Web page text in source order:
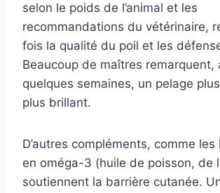
selon le poids de l’animal et les
recommandations du vétérinaire,
fois la qualité du poil et les
Beaucoup de maîtres remarquent,
quelques semaines, un pelage
plus brillant.
D’autres compléments, comme
en oméga-3 (huile de poisson, de
soutiennent la barrière cutanée.